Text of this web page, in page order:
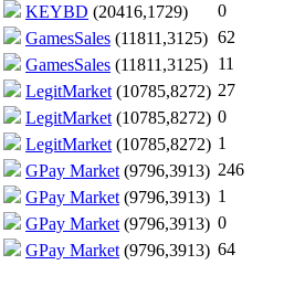
KEYBD (20416,1729) 0
GamesSales (11811,3125) 62
GamesSales (11811,3125) 11
LegitMarket (10785,8272) 27
LegitMarket (10785,8272) 0
LegitMarket (10785,8272) 1
GPay Market (9796,3913) 246
GPay Market (9796,3913) 1
GPay Market (9796,3913) 0
GPay Market (9796,3913) 64